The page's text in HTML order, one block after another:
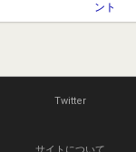
ント
Twitter